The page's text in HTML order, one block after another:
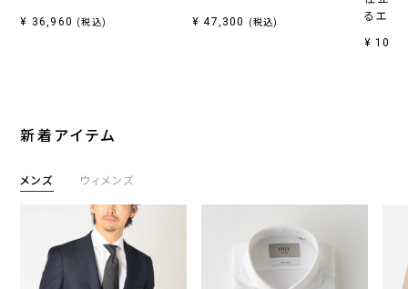
¥ 36,960 (税込) ¥ 47,300 (税込)
るエレ
¥
新着アイテム
メンズ ウィメンズ